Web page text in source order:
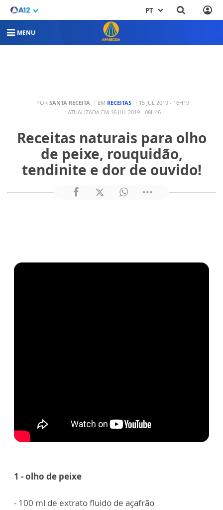
PT
MENU
POR SANTA RECEITA EM RECEITAS
15 JUL 2019 - 16H19
ATUALIZADA EM 16 JUL 2019 - 08H46
Receitas naturais para olho
de peixe, rouquidão,
tendinite e dor de ouvido!
1 - olho de peixe
- 100 ml de extrato fluido de açafrão